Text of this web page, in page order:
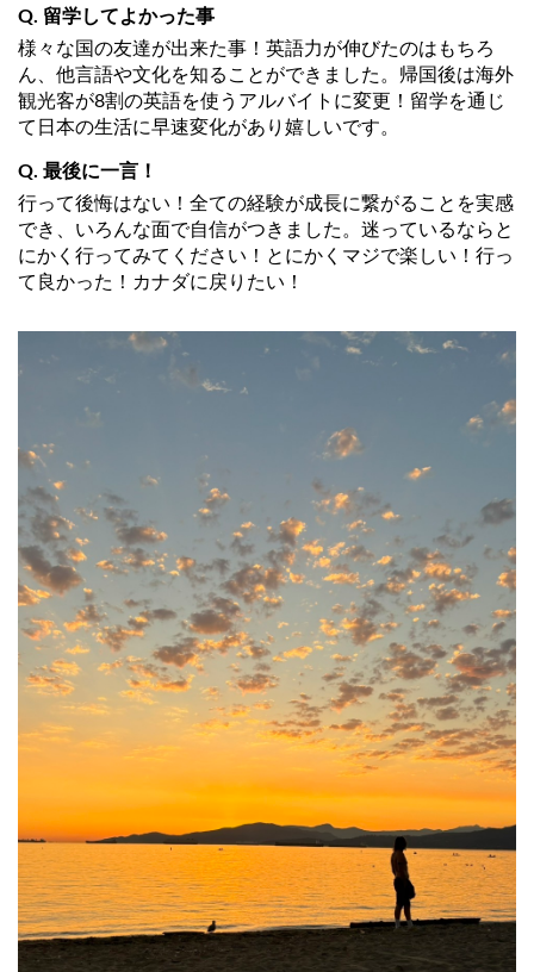
Q. 留学してよかった事
様々な国の友達が出来た事！英語力が伸びたのはもちろ
ん、他言語や文化を知ることができました。帰国後は海外
観光客が8割の英語を使うアルバイトに変更！留学を通じ
て日本の生活に早速変化があり嬉しいです。
Q. 最後に一言！
行って後悔はない！全ての経験が成長に繋がることを実感
でき、いろんな面で自信がつきました。迷っているならと
にかく行ってみてください！とにかくマジで楽しい！行っ
て良かった！カナダに戻りたい！